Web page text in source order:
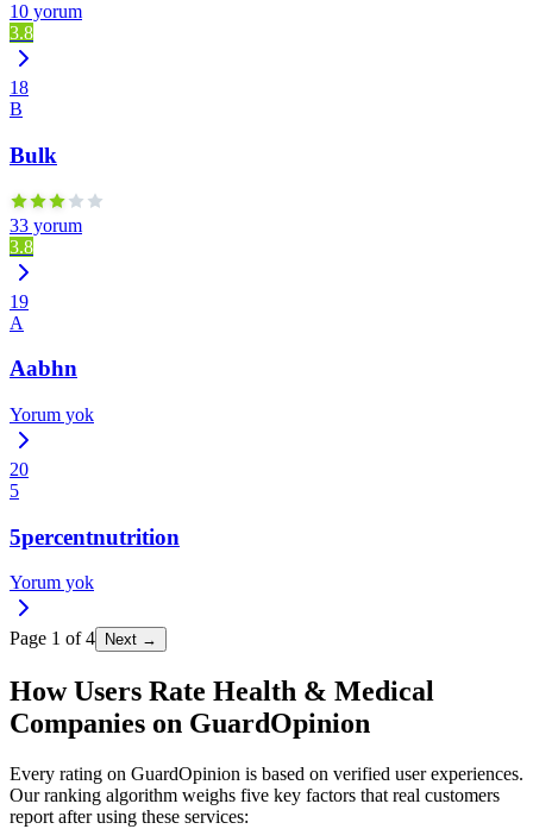
10 yorum
3.8
18
B
Bulk
33 yorum
3.8
19
A
Aabhn
Yorum yok
20
5
5percentnutrition
Yorum yok
Page 1 of4 Next →
How Users Rate Health & Medical
Companies on GuardOpinion
Every rating on GuardOpinion is based on verified user experiences.
Our ranking algorithm weighs five key factors that real customers
report after using these services: